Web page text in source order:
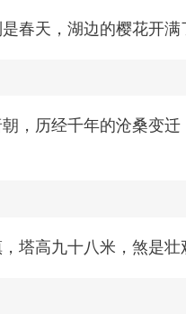
春天，湖边的樱花开满
，历经千年的沧桑变迁
塔高九十八米，煞是壮